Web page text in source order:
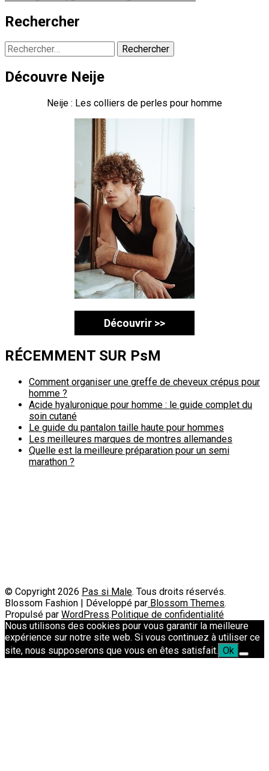
Rechercher
Rechercher :
Découvre Neije
Neije : Les colliers de perles pour homme
Découvrir >>
RÉCEMMENT SUR PsM
Comment organiser une greffe de cheveux crépus pour
homme ?
Acide hyaluronique pour homme : le guide complet du
soin cutané
Le guide du pantalon taille haute pour hommes
Les meilleures marques de montres allemandes
Quelle est la meilleure préparation pour un semi
marathon ?
© Copyright 2026 Pas si Male. Tous droits réservés.
Blossom Fashion | Développé par Blossom Themes.
Propulsé par WordPress.Politique de confidentialité
Nous utilisons des cookies pour vous garantir la meilleure
expérience sur notre site web. Si vous continuez à utiliser ce
site, nous supposerons que vous en êtes satisfait. Ok